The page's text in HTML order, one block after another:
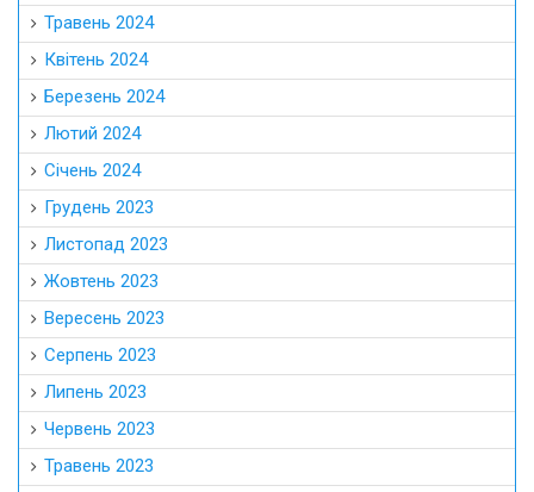
Травень 2024
Квітень 2024
Березень 2024
Лютий 2024
Січень 2024
Грудень 2023
Листопад 2023
Жовтень 2023
Вересень 2023
Серпень 2023
Липень 2023
Червень 2023
Травень 2023